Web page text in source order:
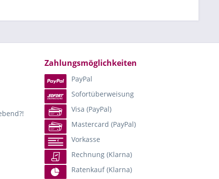
Zahlungsmöglichkeiten
PayPal
Sofortüberweisung
Visa (PayPal)
Mastercard (PayPal)
Vorkasse
Rechnung (Klarna)
Ratenkauf (Klarna)